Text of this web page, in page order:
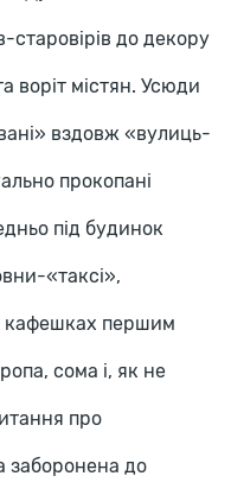
до декору
воріт містян. Усюди
вздовж «вулиць-
прокопані
під будинок
«таксі»,
кафешках першим
сома і, як не
про
заборонена до